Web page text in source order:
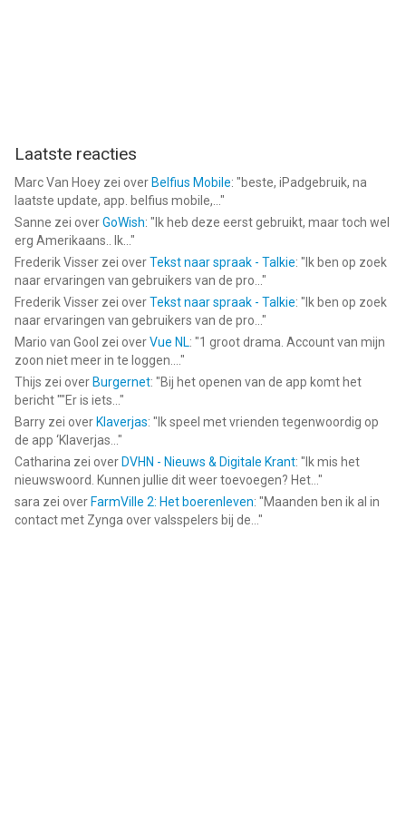
Laatste reacties
Marc Van Hoey zei over Belfius Mobile: "beste, iPadgebruik, na
laatste update, app. belfius mobile,... "
Sanne zei overGoWish: " Ik heb deze eerst gebruikt, maar toch wel
erg Amerikaans.. Ik... "
Frederik Visser zei overTekst naar spraak - Talkie: " Ik ben op zoek
naar ervaringen van gebruikers van de pro... "
Frederik Visser zei overTekst naar spraak - Talkie: " Ik ben op zoek
naar ervaringen van gebruikers van de pro... "
Mario van Gool zei overVue NL: "1 groot drama. Account van mijn
zoon niet meer in te loggen.... "
Thijs zei over Burgernet: "Bij het openen van de app komt het
bericht ""Er is iets... "
Barry zei over Klaverjas: " Ik speel met vrienden tegenwoordig op
de app ‘Klaverjas... "
Catharina zei over DVHN - Nieuws & Digitale Krant: " Ik mis het
nieuwswoord. Kunnen jullie dit weer toevoegen? Het... "
sara zei over FarmVille 2: Het boerenleven: "Maanden ben ik al in
contact met Zynga over valsspelers bij de... "